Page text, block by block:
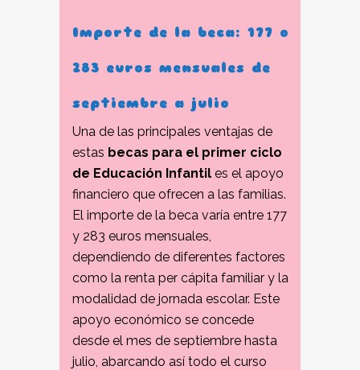
Importe de la beca: 177 o
283 euros mensuales de
septiembre a julio
Una de las principales ventajas de
estas becas para el primer ciclo
de Educación Infantil es el apoyo
financiero que ofrecen a las familias.
El importe de la beca varía entre 177
y 283 euros mensuales,
dependiendo de diferentes factores
como la renta per cápita familiar y la
modalidad de jornada escolar. Este
apoyo económico se concede
desde el mes de septiembre hasta
julio, abarcando así todo el curso